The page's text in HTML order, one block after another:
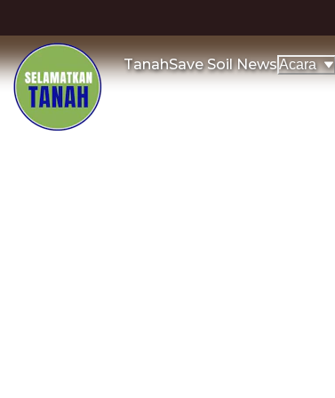
TanahSave Soil NewsAcara